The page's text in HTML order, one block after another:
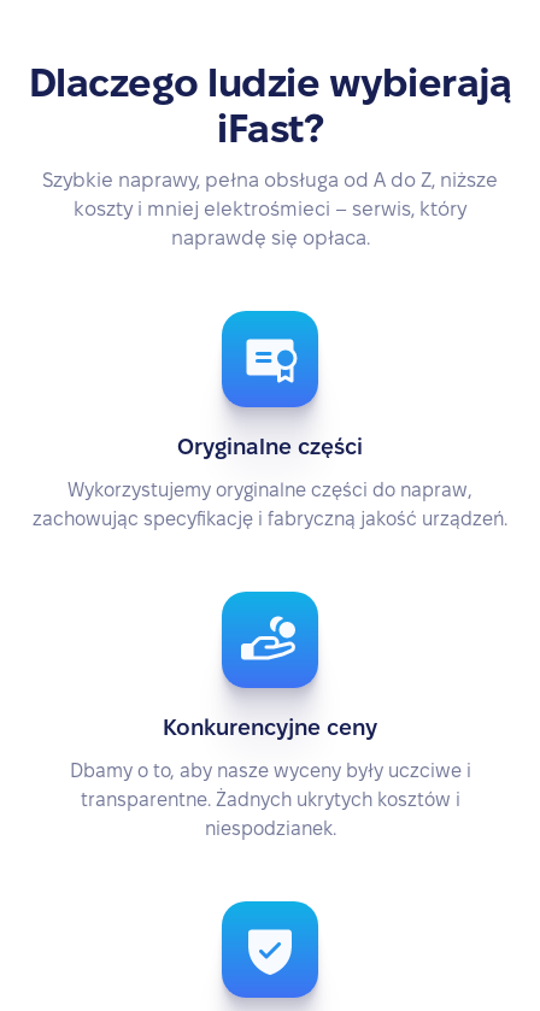
Dlaczego ludzie wybierają
iFast?
Szybkie naprawy, pełna obsługa od A do Z, niższe
koszty i mniej elektrośmieci – serwis, który
naprawdę się opłaca.
Oryginalne części
Wykorzystujemy oryginalne części do napraw,
zachowując specyfikację i fabryczną jakość urządzeń.
Konkurencyjne ceny
Dbamy o to, aby nasze wyceny były uczciwe i
transparentne. Żadnych ukrytych kosztów i
niespodzianek.